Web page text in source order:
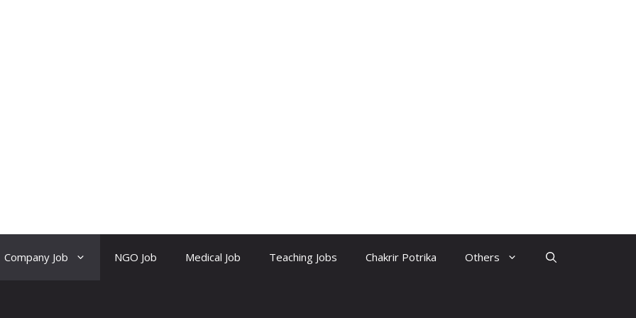
Company Job NGO Job Medical Job Teaching Jobs Chakrir Potrika Others